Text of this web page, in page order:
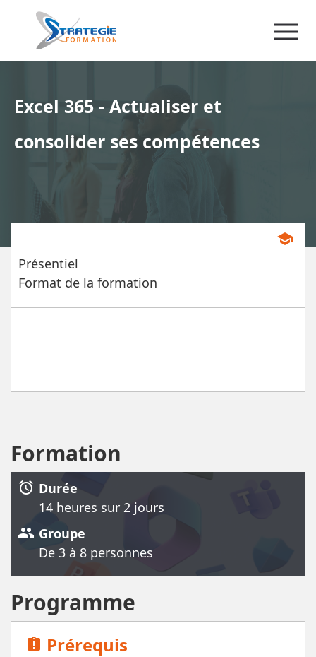
Excel 365 - Actualiser et
consolider ses compétences
Présentiel
Format de la formation
school
Formation
alarm Durée
14 heures sur 2 jours
group Groupe
De 3 à 8 personnes
Programme
assignment_late Prérequis